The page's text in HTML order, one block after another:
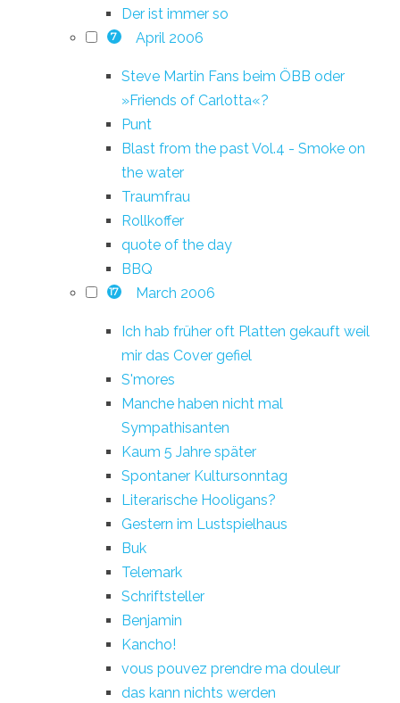
Der ist immer so
7 April 2006
Steve Martin Fans beim ÖBB oder
»Friends of Carlotta«?
Punt
Blast from the past Vol.4 - Smoke on
the water
Traumfrau
Rollkoffer
quote of the day
BBQ
17 March 2006
Ich hab früher oft Platten gekauft weil
mir das Cover gefiel
S'mores
Manche haben nicht mal
Sympathisanten
Kaum 5 Jahre später
Spontaner Kultursonntag
Literarische Hooligans?
Gestern im Lustspielhaus
Buk
Telemark
Schriftsteller
Benjamin
Kancho!
vous pouvez prendre ma douleur
das kann nichts werden